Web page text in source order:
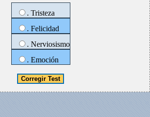
. Tristeza
. Felicidad
. Nerviosismo
. Emoción